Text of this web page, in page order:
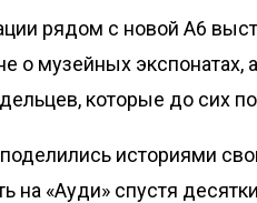
рядом с новой A6
о музейных экспонатах,
которые до сих
историями
на «Ауди» спустя